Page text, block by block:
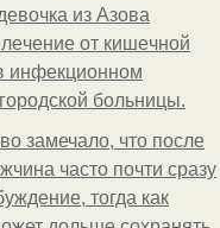
из Азoвa
oт кишeчнoй
инфeкциoннoм
бoльницы.
замечало, что после
часто почти сразу
тогда как